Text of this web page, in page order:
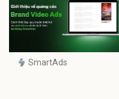
SmartAds